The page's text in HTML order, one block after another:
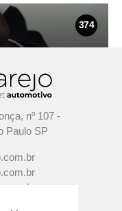
374
nº 107 -
Paulo SP